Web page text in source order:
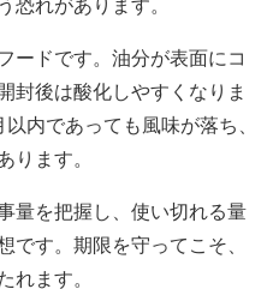
恐れがあります。
ードです。油分が表面にコ
封後は酸化しやすくなりま
内であっても風味が落ち、
ります。
量を把握し、使い切れる量
です。期限を守ってこそ、
れます。